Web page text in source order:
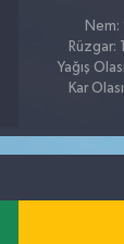
Nem:
Rüzgar:
Yağış
Kar